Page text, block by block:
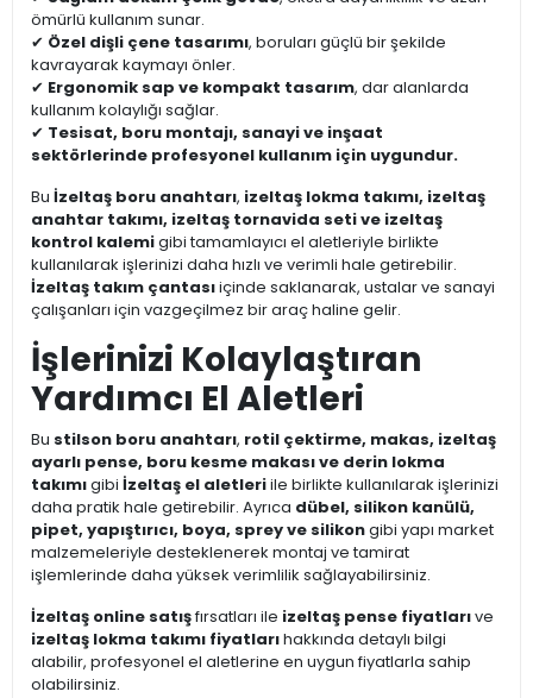
ömürlü kullanım sunar.
✔ Özel dişli çene tasarımı, boruları güçlü bir şekilde
kavrayarak kaymayı önler.
✔ Ergonomik sap ve kompakt tasarım, dar alanlarda
kullanım kolaylığı sağlar.
✔ Tesisat, boru montajı, sanayi ve inşaat
sektörlerinde profesyonel kullanım için uygundur.
Bu İzeltaş boru anahtarı, izeltaş lokma takımı, izeltaş
anahtar takımı, izeltaş tornavida seti ve izeltaş
kontrol kalemigibi tamamlayıcı el aletleriyle birlikte
kullanılarak işlerinizi daha hızlı ve verimli hale getirebilir.
İzeltaş takım çantasıiçinde saklanarak, ustalar ve sanayi
çalışanları için vazgeçilmez bir araç haline gelir.
İşlerinizi Kolaylaştıran
Yardımcı El Aletleri
Bu stilson boru anahtarı, rotil çektirme, makas, izeltaş
ayarlı pense, boru kesme makası ve derin lokma
takımıgibi İzeltaş el aletleriile birlikte kullanılarak işlerinizi
daha pratik hale getirebilir. Ayrıca dübel, silikon kanülü,
pipet, yapıştırıcı, boya, sprey ve silikongibi yapı market
malzemeleriyle desteklenerek montaj ve tamirat
işlemlerinde daha yüksek verimlilik sağlayabilirsiniz.
İzeltaş online satışfırsatları ile izeltaş pense fiyatlarıve
izeltaş lokma takımı fiyatlarıhakkında detaylı bilgi
alabilir, profesyonel el aletlerine en uygun fiyatlarla sahip
olabilirsiniz.